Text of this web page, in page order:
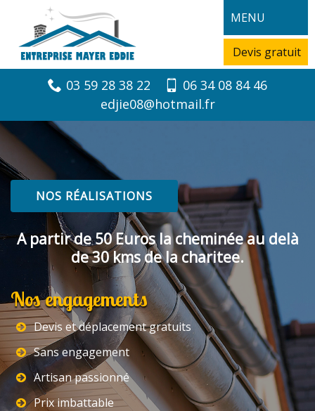
MENU
Devis gratuit
03 59 28 38 22
06 34 08 84 46
edjie08@hotmail.fr
NOS RÉALISATIONS
A partir de 50 Euros la cheminée au delà
de 30 kms de la charitee.
Nos engagements
Devis et déplacement gratuits
Sans engagement
Artisan passionné
Prix imbattable